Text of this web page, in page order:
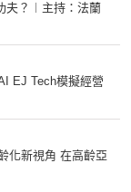
夫？︱主持：法蘭
EJ Tech模擬經營
化新視角 在高齡亞